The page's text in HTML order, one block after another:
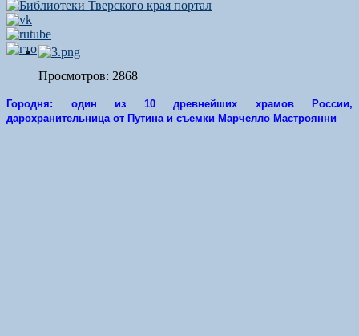
Просмотров: 2868
Городня: один из 10 древнейших храмов России,
дарохранительница от Путина и съемки Марчелло Мастроянни